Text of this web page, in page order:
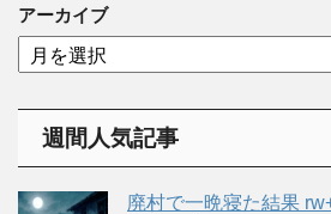
ゴ
リ
ー
アーカイブ
ア
ー
週間人気記事
廃村で一晩寝た結果